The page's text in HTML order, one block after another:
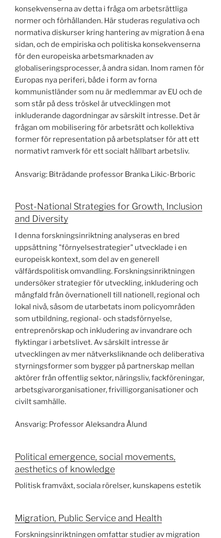
konsekvenserna av detta i fråga om arbetsrättliga
normer och förhållanden. Här studeras regulativa och
normativa diskurser kring hantering av migration å ena
sidan, och de empiriska och politiska konsekvenserna
för den europeiska arbetsmarknaden av
globaliseringsprocesser, å andra sidan. Inom ramen för
Europas nya periferi, både i form av forna
kommunistländer som nu är medlemmar av EU och de
som står på dess tröskel är utvecklingen mot
inkluderande dagordningar av särskilt intresse. Det är
frågan om mobilisering för arbetsrätt och kollektiva
former för representation på arbetsplatser för att ett
normativt ramverk för ett socialt hållbart arbetsliv.
Ansvarig: Biträdande professor Branka Likic-Brboric
Post-National Strategies for Growth, Inclusion
and Diversity
I denna forskningsinriktning analyseras en bred
uppsättning "förnyelsestrategier" utvecklade i en
europeisk kontext, som del av en generell
välfärdspolitisk omvandling. Forskningsinriktningen
undersöker strategier för utveckling, inkludering och
mångfald från övernationell till nationell, regional och
lokal nivå, såsom de utarbetats inom policyområden
som utbildning, regional- och stadsförnyelse,
entreprenörskap och inkludering av invandrare och
flyktingar i arbetslivet. Av särskilt intresse är
utvecklingen av mer nätverksliknande och deliberativa
styrningsformer som bygger på partnerskap mellan
aktörer från offentlig sektor, näringsliv, fackföreningar,
arbetsgivarorganisationer, frivilligorganisationer och
civilt samhälle.
Ansvarig: Professor Aleksandra Ålund
Political emergence, social movements,
aesthetics of knowledge
Politisk framväxt, sociala rörelser, kunskapens estetik
Migration, Public Service and Health
Forskningsinriktningen omfattar studier av migration